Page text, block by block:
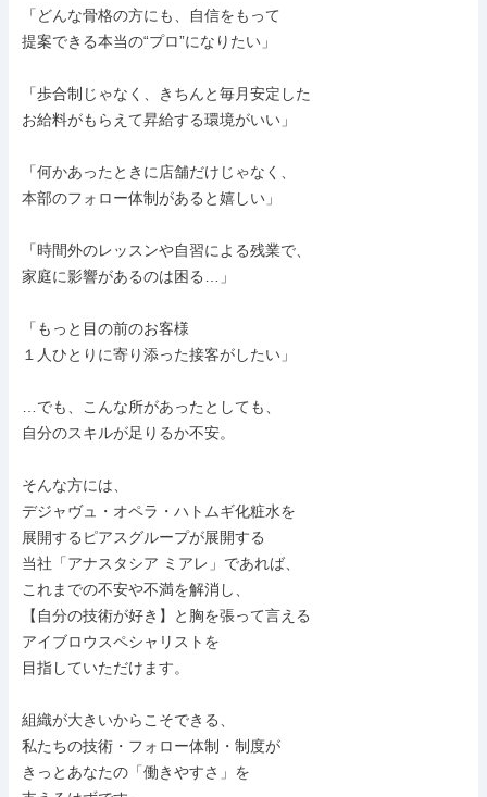
「どんな骨格の方にも、自信をもって
提案できる本当の“プロ”になりたい」
「歩合制じゃなく、きちんと毎月安定した
お給料がもらえて昇給する環境がいい」
「何かあったときに店舗だけじゃなく、
本部のフォロー体制があると嬉しい」
「時間外のレッスンや自習による残業で、
家庭に影響があるのは困る…」
「もっと目の前のお客様
１人ひとりに寄り添った接客がしたい」
…でも、こんな所があったとしても、
自分のスキルが足りるか不安。
そんな方には、
デジャヴュ・オペラ・ハトムギ化粧水を
展開するピアスグループが展開する
当社「アナスタシア ミアレ」であれば、
これまでの不安や不満を解消し、
【自分の技術が好き】と胸を張って言える
アイブロウスペシャリストを
目指していただけます。
組織が大きいからこそできる、
私たちの技術・フォロー体制・制度が
きっとあなたの「働きやすさ」を